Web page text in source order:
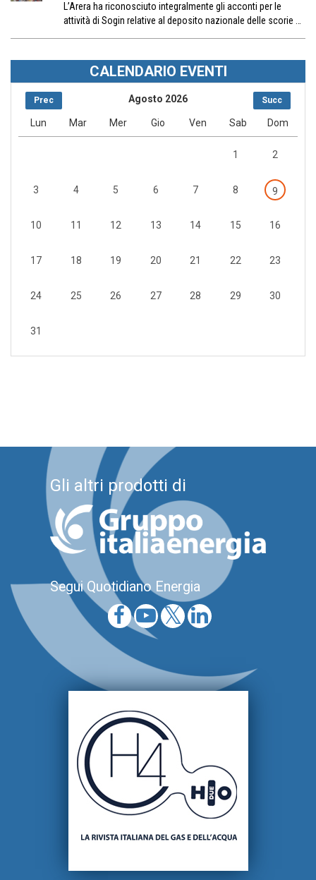
L’Arera ha riconosciuto integralmente gli acconti per le
attività di Sogin relative al deposito nazionale delle scorie …
CALENDARIO EVENTI
Prec Succ
Agosto 2026
Lun Mar Mer Gio Ven Sab Dom
1 2
3 4 5 6 7 8 9
10 11 12 13 14 15 16
17 18 19 20 21 22 23
24 25 26 27 28 29 30
31
Gli altri prodotti di
Segui Quotidiano Energia